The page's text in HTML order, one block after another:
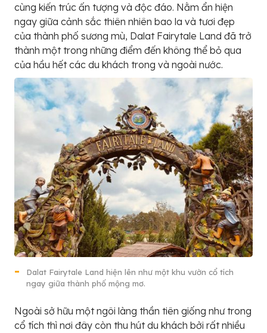
cùng kiến trúc ấn tượng và độc đáo. Nằm ẩn hiện
ngay giữa cảnh sắc thiên nhiên bao la và tươi đẹp
của thành phố sương mù, Dalat Fairytale Land đã trở
thành một trong những điểm đến không thể bỏ qua
của hầu hết các du khách trong và ngoài nước.
Dalat Fairytale Land hiện lên như một khu vườn cổ tích
ngay giữa thành phố mộng mơ.
Ngoài sở hữu một ngôi làng thần tiên giống như trong
cổ tích thì nơi đây còn thu hút du khách bởi rất nhiều